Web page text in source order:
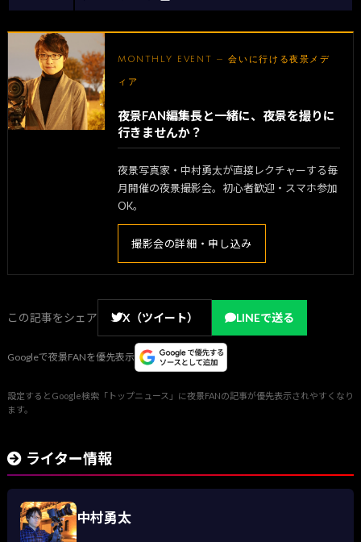
MONTHLY EVENT — 会いに行ける夜景メデ
ィア
夜景FAN編集長と一緒に、夜景を撮りに
行きませんか？
夜景写真家・中村勇太が直接レクチャーする毎
月開催の夜景撮影会。初心者歓迎・スマホ参加
OK。
撮影会の詳細・申し込み
この記事をシェア X（ツイート） LINEで送る
Googleで夜景FANを優先表示
設定するとGoogle検索「トップニュース」に夜景FANの記事が優先表示されやすくなり
ます。
ライター情報
中村勇太